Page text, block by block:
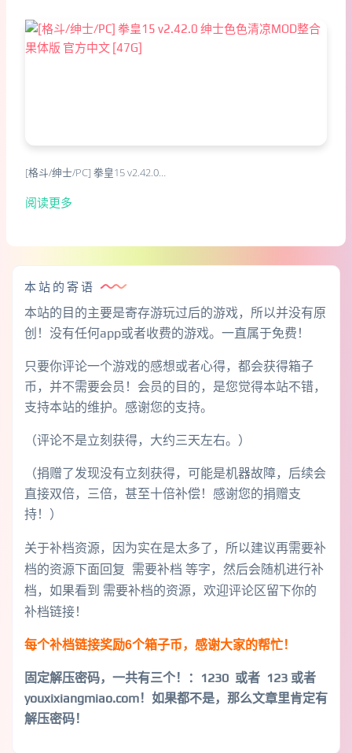
[格斗/绅士/PC] 拳皇15 v2.42.0…
阅读更多
本站的寄语
本站的目的主要是寄存游玩过后的游戏，所以并没有原
创！没有任何app或者收费的游戏。一直属于免费！
只要你评论一个游戏的感想或者心得，都会获得箱子
币，并不需要会员！会员的目的，是您觉得本站不错，
支持本站的维护。感谢您的支持。
（评论不是立刻获得，大约三天左右。）
（捐赠了发现没有立刻获得，可能是机器故障，后续会
直接双倍，三倍，甚至十倍补偿！感谢您的捐赠支
持！）
关于补档资源，因为实在是太多了，所以建议再需要补
档的资源下面回复 需要补档 等字，然后会随机进行补
档，如果看到 需要补档的资源，欢迎评论区留下你的
补档链接！
每个补档链接奖励6个箱子币，感谢大家的帮忙！
固定解压密码，一共有三个！
：1230 或者 123 或者
youxixiangmiao.com！如果都不是，那么文章里肯定有
解压密码！